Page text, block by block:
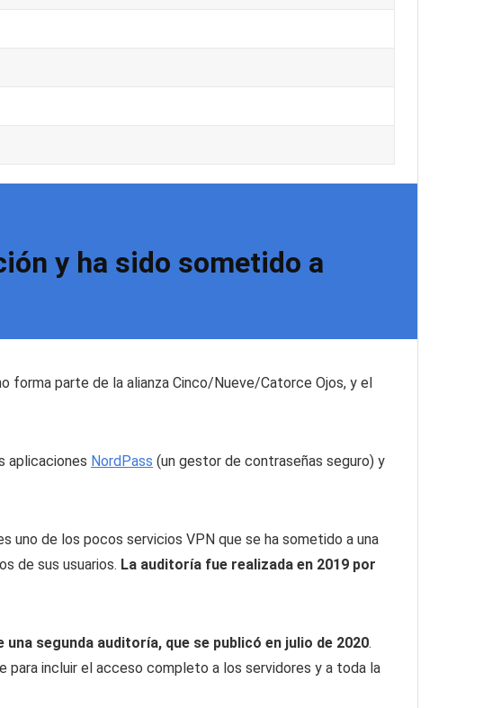
y ha sido sometido a
forma parte de la alianza Cinco/Nueve/Catorce Ojos, y el
aplicaciones NordPass (un gestor de contraseñas seguro) y
de los pocos servicios VPN que se ha sometido a una
de sus usuarios. La auditoría fue realizada en 2019 por
segunda auditoría, que se publicó en julio de 2020.
para incluir el acceso completo a los servidores y a toda la